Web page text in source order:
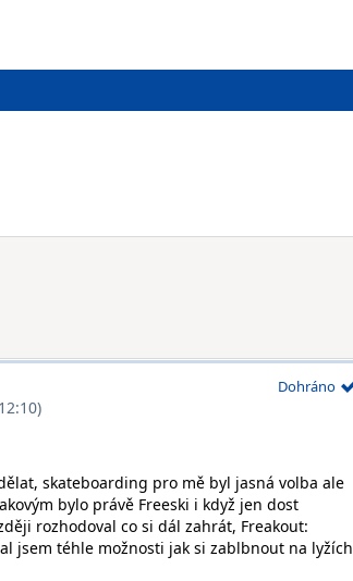
Dohráno
skateboarding pro mě byl jasná volba ale
bylo právě Freeski i když jen dost
rozhodoval co si dál zahrát, Freakout:
jsem téhle možnosti jak si zablbnout na lyžích